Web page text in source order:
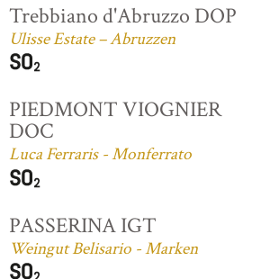
Trebbiano d'Abruzzo DOP
Ulisse Estate – Abruzzen
PIEDMONT VIOGNIER
DOC
Luca Ferraris - Monferrato
PASSERINA IGT
Weingut Belisario - Marken